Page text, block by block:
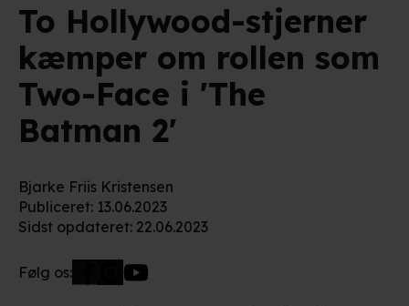
To Hollywood-stjerner
kæmper om rollen som
Two-Face i 'The
Batman 2'
Bjarke Friis Kristensen
Publiceret: 13.06.2023
Sidst opdateret: 22.06.2023
Følg os: